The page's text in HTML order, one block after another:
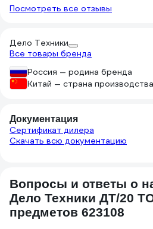
Посмотреть все отзывы
Дело Техники
Все товары бренда
Россия — родина бренда
Китай — страна производства
Документация
Сертификат дилера
Скачать всю документацию
Вопросы и ответы о
Дело Техники ДТ/20
предметов 623108